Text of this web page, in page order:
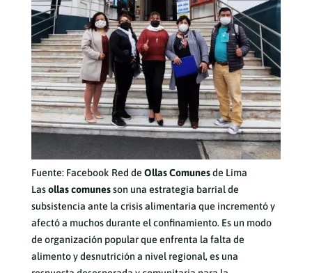
Fuente: Facebook Red de Ollas Comunesde Lima
Lasollas comunesson una estrategia barrial de
subsistencia ante la crisis alimentaria que incrementó y
afectó a muchos durante el confinamiento. Es un modo
de organización popular que enfrenta la falta de
alimento y desnutrición a nivel regional, es una